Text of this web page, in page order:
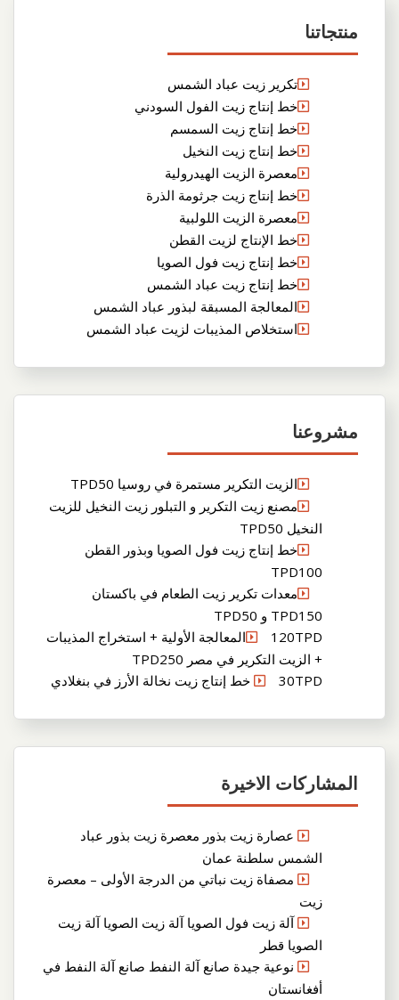
منتجاتنا
تكرير زيت عباد الشمس
خط إنتاج زيت الفول السودني
خط إنتاج زيت السمسم
خط إنتاج زيت النخيل
معصرة الزيت الهيدرولية
خط إنتاج زيت جرثومة الذرة
معصرة الزيت اللولبية
خط الإنتاج لزيت القطن
خط إنتاج زيت فول الصويا
خط إنتاج زيت عباد الشمس
المعالجة المسبقة لبذور عباد الشمس
استخلاص المذيبات لزيت عباد الشمس
مشروعنا
الزيت التكرير مستمرة في روسيا TPD50
مصنع زيت التكرير و التبلور زيت النخيل للزيت
النخيل TPD50
خط إنتاج زيت فول الصويا وبذور القطن
TPD100
معدات تكرير زيت الطعام في باكستان
TPD150 و TPD50
120TPDالمعالجة الأولية + استخراج المذيبات
+ الزيت التكرير في مصر TPD250
30TPD خط إنتاج زيت نخالة الأرز في بنغلادي
المشاركات الاخيرة
عصارة زيت بذور معصرة زيت بذور عباد
الشمس سلطنة عمان
مصفاة زيت نباتي من الدرجة الأولى – معصرة
زيت
آلة زيت فول الصويا آلة زيت الصويا آلة زيت
الصويا قطر
نوعية جيدة صانع آلة النفط صانع آلة النفط في
أفغانستان